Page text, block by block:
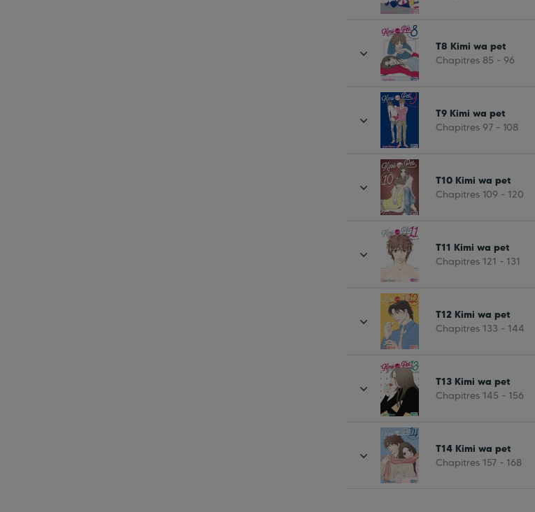
T8 Kimi wa pet
Chapitres 85 - 96
T9 Kimi wa pet
Chapitres 97 - 108
T10 Kimi wa pet
Chapitres 109 - 120
T11 Kimi wa pet
Chapitres 121 - 131
T12 Kimi wa pet
Chapitres 133 - 144
T13 Kimi wa pet
Chapitres 145 - 156
T14 Kimi wa pet
Chapitres 157 - 168